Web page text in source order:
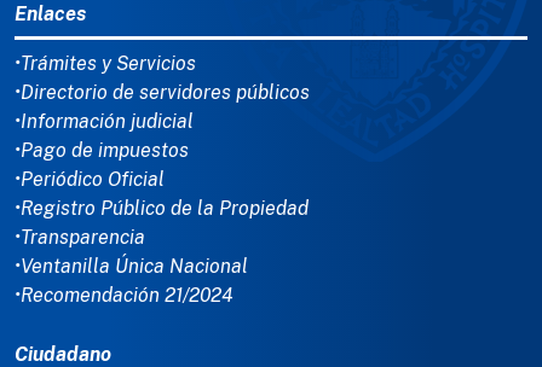
Enlaces
•Trámites y Servicios
•Directorio de servidores públicos
•Información judicial
•Pago de impuestos
•Periódico Oficial
•Registro Público de la Propiedad
•Transparencia
•Ventanilla Única Nacional
•Recomendación 21/2024
Ciudadano